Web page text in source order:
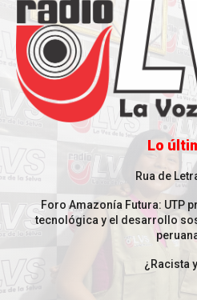
Lo
Rua de
Foro Amazonía Futura: UTP
tecnológica y el desarrollo
¿Racista